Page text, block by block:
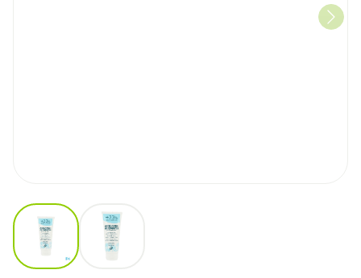
View larger imageView larger image